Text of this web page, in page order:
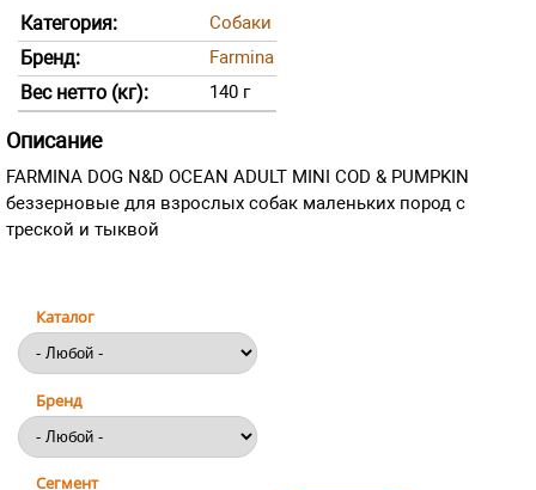
Категория: Собаки
Бренд: Farmina
Вес нетто (кг): 140 г
Описание
FARMINA DOG N&D OCEAN ADULT MINI COD & PUMPKIN
беззерновые для взрослых собак маленьких пород с
треской и тыквой
Каталог
Бренд
Сегмент